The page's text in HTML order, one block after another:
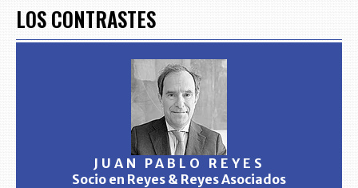
LOS CONTRASTES
JUAN PABLO REYES
Socio en Reyes & Reyes Asociados